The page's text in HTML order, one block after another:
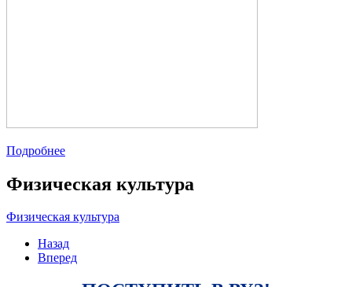
Подробнее
Физическая культура
Физическая культура
Назад
Вперед